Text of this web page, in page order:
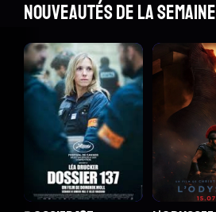
Nouveautés de la semaine